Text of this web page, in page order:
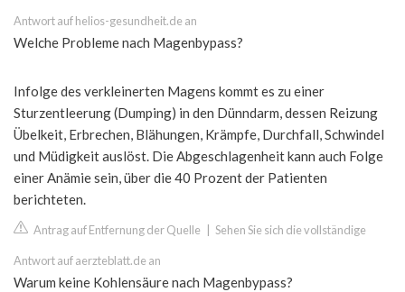
Antwort auf helios-gesundheit.de an
Welche Probleme nach Magenbypass?
Infolge des verkleinerten Magens kommt es zu einer
Sturzentleerung (Dumping) in den Dünndarm, dessen Reizung
Übelkeit, Erbrechen, Blähungen, Krämpfe, Durchfall, Schwindel
und Müdigkeit auslöst. Die Abgeschlagenheit kann auch Folge
einer Anämie sein, über die 40 Prozent der Patienten
berichteten.
Antrag auf Entfernung der Quelle Sehen Sie sich die vollständige
Antwort auf aerzteblatt.de an
Warum keine Kohlensäure nach Magenbypass?